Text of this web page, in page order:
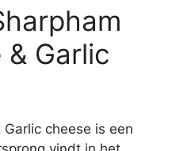
& Garlic
Garlic cheese is een